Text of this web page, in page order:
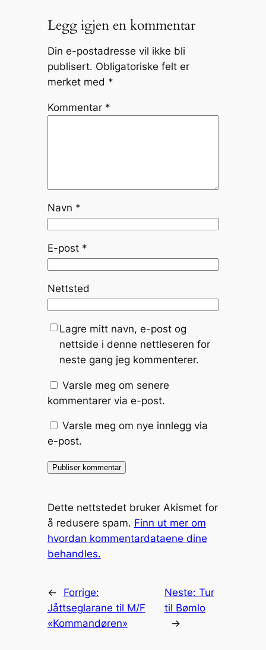
Legg igjen en kommentar
Din e-postadresse vil ikke bli
publisert. Obligatoriske felt er
merket med *
Kommentar *
Navn *
E-post *
Nettsted
Lagre mitt navn, e-post og
nettside i denne nettleseren for
neste gang jeg kommenterer.
Varsle meg om senere
kommentarer via e-post.
Varsle meg om nye innlegg via
e-post.
Dette nettstedet bruker Akismet for
å redusere spam. Finn ut mer om
hvordan kommentardataene dine
behandles.
←
Forrige:
Jåttseglarane til M/F
«Kommandøren»
Neste: Tur
til Bømlo
→